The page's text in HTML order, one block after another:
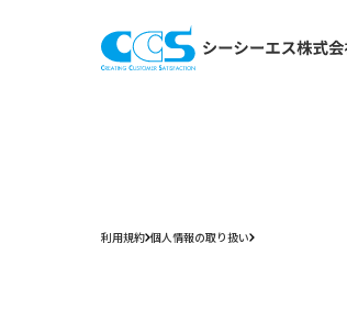
利用規約 個人情報の取り扱い